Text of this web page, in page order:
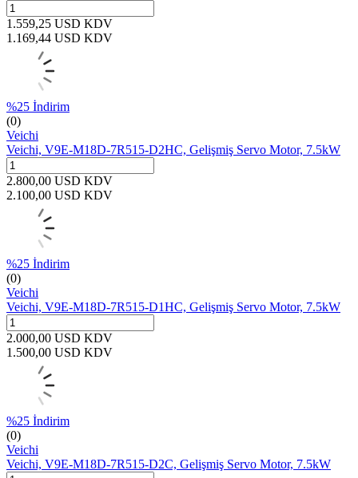
1.559,25 USD KDV
1.169,44 USD KDV
%25 İndirim
(0)
Veichi
Veichi, V9E-M18D-7R515-D2HC, Gelişmiş Servo Motor, 7.5kW
2.800,00 USD KDV
2.100,00 USD KDV
%25 İndirim
(0)
Veichi
Veichi, V9E-M18D-7R515-D1HC, Gelişmiş Servo Motor, 7.5kW
2.000,00 USD KDV
1.500,00 USD KDV
%25 İndirim
(0)
Veichi
Veichi, V9E-M18D-7R515-D2C, Gelişmiş Servo Motor, 7.5kW